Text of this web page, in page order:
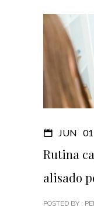
JUN 01
Rutina
alisado
POSTED BY :